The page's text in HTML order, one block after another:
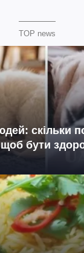
TOP news
скільки
щоб бути